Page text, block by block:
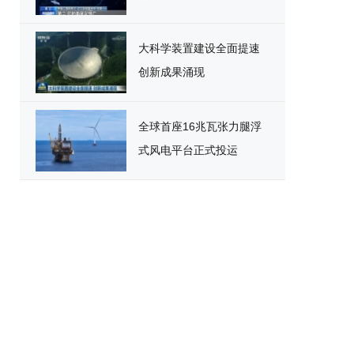
大科学装置建设全面提速
创新成果涌现
全球首座16兆瓦张力腿浮
式风电平台正式投运